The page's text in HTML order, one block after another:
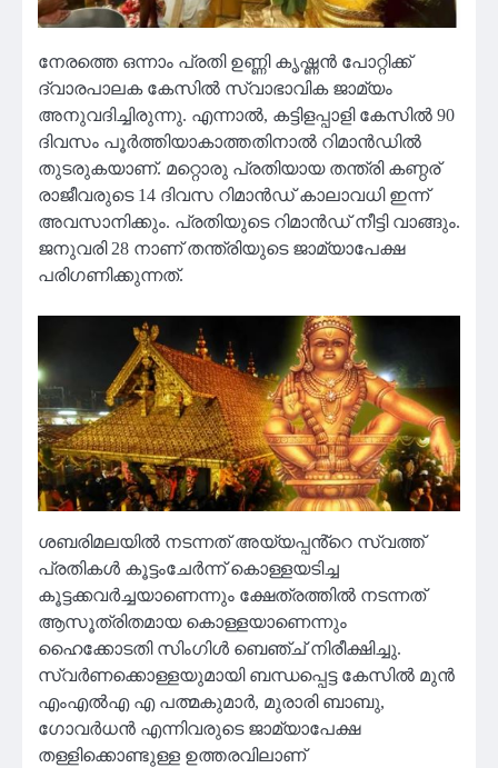
നേരത്തെ ഒന്നാം പ്രതി ഉണ്ണി കൃഷ്ണൻ പോറ്റിക്ക്
ദ്വാരപാലക കേസിൽ സ്വാഭാവിക ജാമ്യം
അനുവദിച്ചിരുന്നു. എന്നാൽ, കട്ടിളപ്പാളി കേസിൽ 90
ദിവസം പൂർത്തിയാകാത്തതിനാൽ റിമാൻഡിൽ
തുടരുകയാണ്. മറ്റൊരു പ്രതിയായ തന്ത്രി കണ്ഠര്
രാജീവരുടെ 14 ദിവസ റിമാൻഡ് കാലാവധി ഇന്ന്
അവസാനിക്കും. പ്രതിയുടെ റിമാൻഡ് നീട്ടി വാങ്ങും.
ജനുവരി 28 നാണ് തന്ത്രിയുടെ ജാമ്യാപേക്ഷ
പരിഗണിക്കുന്നത്.
ശബരിമലയിൽ നടന്നത് അയ്യപ്പൻ്റെ സ്വത്ത്
പ്രതികൾ കൂട്ടംചേർന്ന് കൊള്ളയടിച്ച
കൂട്ടക്കവർച്ചയാണെന്നും ക്ഷേത്രത്തിൽ നടന്നത്
ആസൂത്രിതമായ കൊള്ളയാണെന്നും
ഹൈക്കോടതി സിംഗിൾ ബെഞ്ച് നിരീക്ഷിച്ചു.
സ്വർണക്കൊള്ളയുമായി ബന്ധപ്പെട്ട കേസിൽ മുൻ
എംഎൽഎ എ പത്മകുമാർ, മുരാരി ബാബു,
ഗോവർധൻ എന്നിവരുടെ ജാമ്യാപേക്ഷ
തള്ളിക്കൊണ്ടുള്ള ഉത്തരവിലാണ്